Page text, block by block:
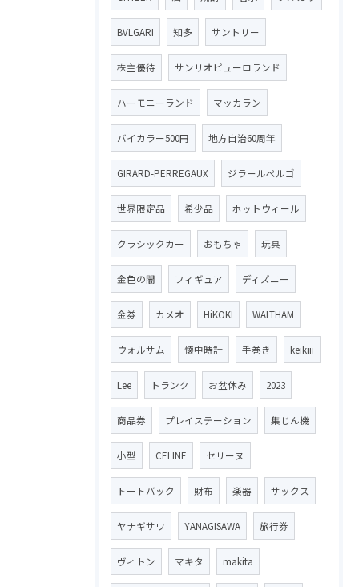
BVLGARI 知多 サントリー
株主優待 サンリオピューロランド
ハーモニーランド マッカラン
バイカラー500円 地方自治60周年
GIRARD-PERREGAUX ジラールペルゴ
世界限定品 希少品 ホットウィール
クラシックカー おもちゃ 玩具
金色の闇 フィギュア ディズニー
金券 カメオ HiKOKI WALTHAM
ウォルサム 懐中時計 手巻き keikiii
Lee トランク お盆休み 2023
商品券 プレイステーション 集じん機
小型 CELINE セリーヌ
トートバック 財布 楽器 サックス
ヤナギサワ YANAGISAWA 旅行券
ヴィトン マキタ makita